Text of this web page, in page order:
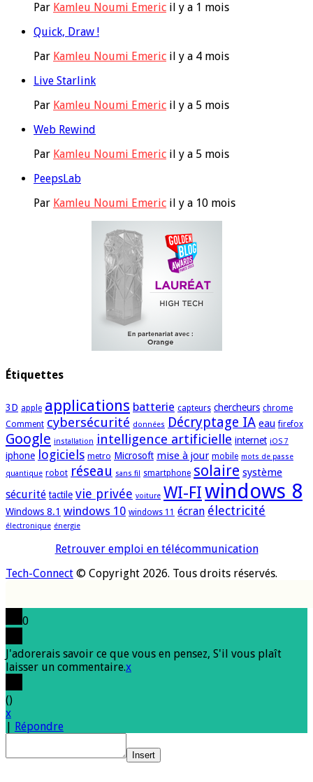
Par Kamleu Noumi Emeric il y a 1 mois
Quick, Draw !
Par Kamleu Noumi Emeric il y a 4 mois
Live Starlink
Par Kamleu Noumi Emeric il y a 5 mois
Web Rewind
Par Kamleu Noumi Emeric il y a 5 mois
PeepsLab
Par Kamleu Noumi Emeric il y a 10 mois
Étiquettes
3D apple applications batterie capteurs chercheurs chrome
Comment cybersécurité données Décryptage IA eau firefox
Google installation intelligence artificielle internet iOS 7
iphone logiciels metro Microsoft mise à jour mobile mots de passe
quantique robot réseau sans fil smartphone solaire système
sécurité tactile vie privée voiture WI-FIwindows 8
Windows 8.1 windows 10 windows 11 écran électricité
électronique énergie
Retrouver emploi en télécommunication
Tech-Connect © Copyright 2026. Tous droits réservés.
0
J'adorerais savoir ce que vous en pensez, S'il vous plaît
laisser un commentaire.x
()
x
| Répondre
Insert